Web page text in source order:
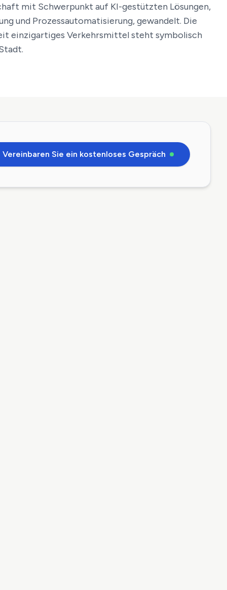
mit Schwerpunkt auf KI-gestützten Lösungen,
und Prozessautomatisierung, gewandelt. Die
einzigartiges Verkehrsmittel steht symbolisch
Vereinbaren Sie ein kostenloses Gespräch